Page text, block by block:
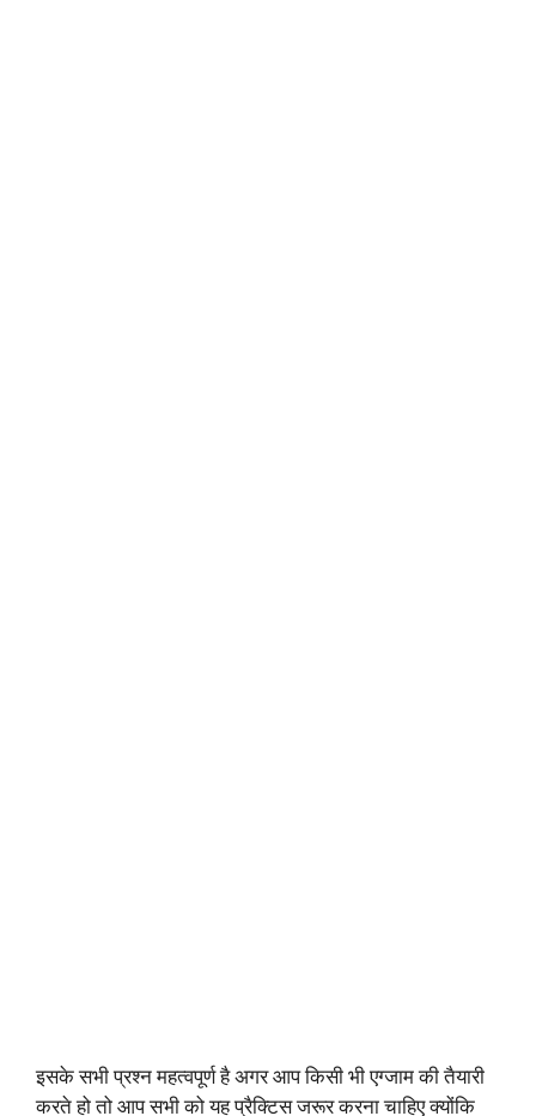
इसके सभी प्रश्न महत्वपूर्ण है अगर आप किसी भी एग्जाम की तैयारी
करते हो तो आप सभी को यह प्रैक्टिस जरूर करना चाहिए क्योंकि